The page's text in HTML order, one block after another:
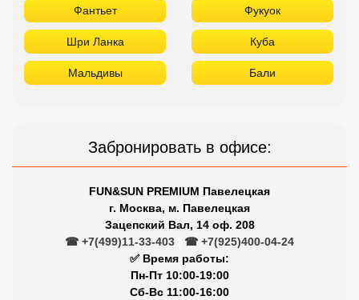
Фантьет Фукуок
Шри Ланка Куба
Мальдивы Бали
Забронировать в офисе:
FUN&SUN PREMIUM Павелецкая
г. Москва, м. Павелецкая
Зацепский Вал, 14 оф. 208
☎ +7(499)11-33-403
☎ +7(925)400-04-24
✅ Время работы:
Пн-Пт 10:00-19:00
Сб-Вс 11:00-16:00